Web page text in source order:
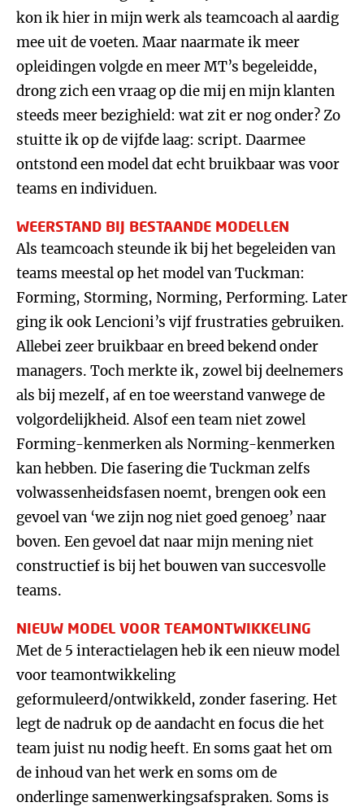
kon ik hier in mijn werk als teamcoach al aardig
mee uit de voeten. Maar naarmate ik meer
opleidingen volgde en meer MT’s begeleidde,
drong zich een vraag op die mij en mijn klanten
steeds meer bezighield: wat zit er nog onder? Zo
stuitte ik op de vijfde laag: script. Daarmee
ontstond een model dat echt bruikbaar was voor
teams en individuen.
WEERSTAND BIJ BESTAANDE MODELLEN
Als teamcoach steunde ik bij het begeleiden van
teams meestal op het model van Tuckman:
Forming, Storming, Norming, Performing. Later
ging ik ook Lencioni’s vijf frustraties gebruiken.
Allebei zeer bruikbaar en breed bekend onder
managers. Toch merkte ik, zowel bij deelnemers
als bij mezelf, af en toe weerstand vanwege de
volgordelijkheid. Alsof een team niet zowel
Forming-kenmerken als Norming-kenmerken
kan hebben. Die fasering die Tuckman zelfs
volwassenheidsfasen noemt, brengen ook een
gevoel van ‘we zijn nog niet goed genoeg’ naar
boven. Een gevoel dat naar mijn mening niet
constructief is bij het bouwen van succesvolle
teams.
NIEUW MODEL VOOR TEAMONTWIKKELING
Met de 5 interactielagen heb ik een nieuw model
voor teamontwikkeling
geformuleerd/ontwikkeld, zonder fasering. Het
legt de nadruk op de aandacht en focus die het
team juist nu nodig heeft. En soms gaat het om
de inhoud van het werk en soms om de
onderlinge samenwerkingsafspraken. Soms is